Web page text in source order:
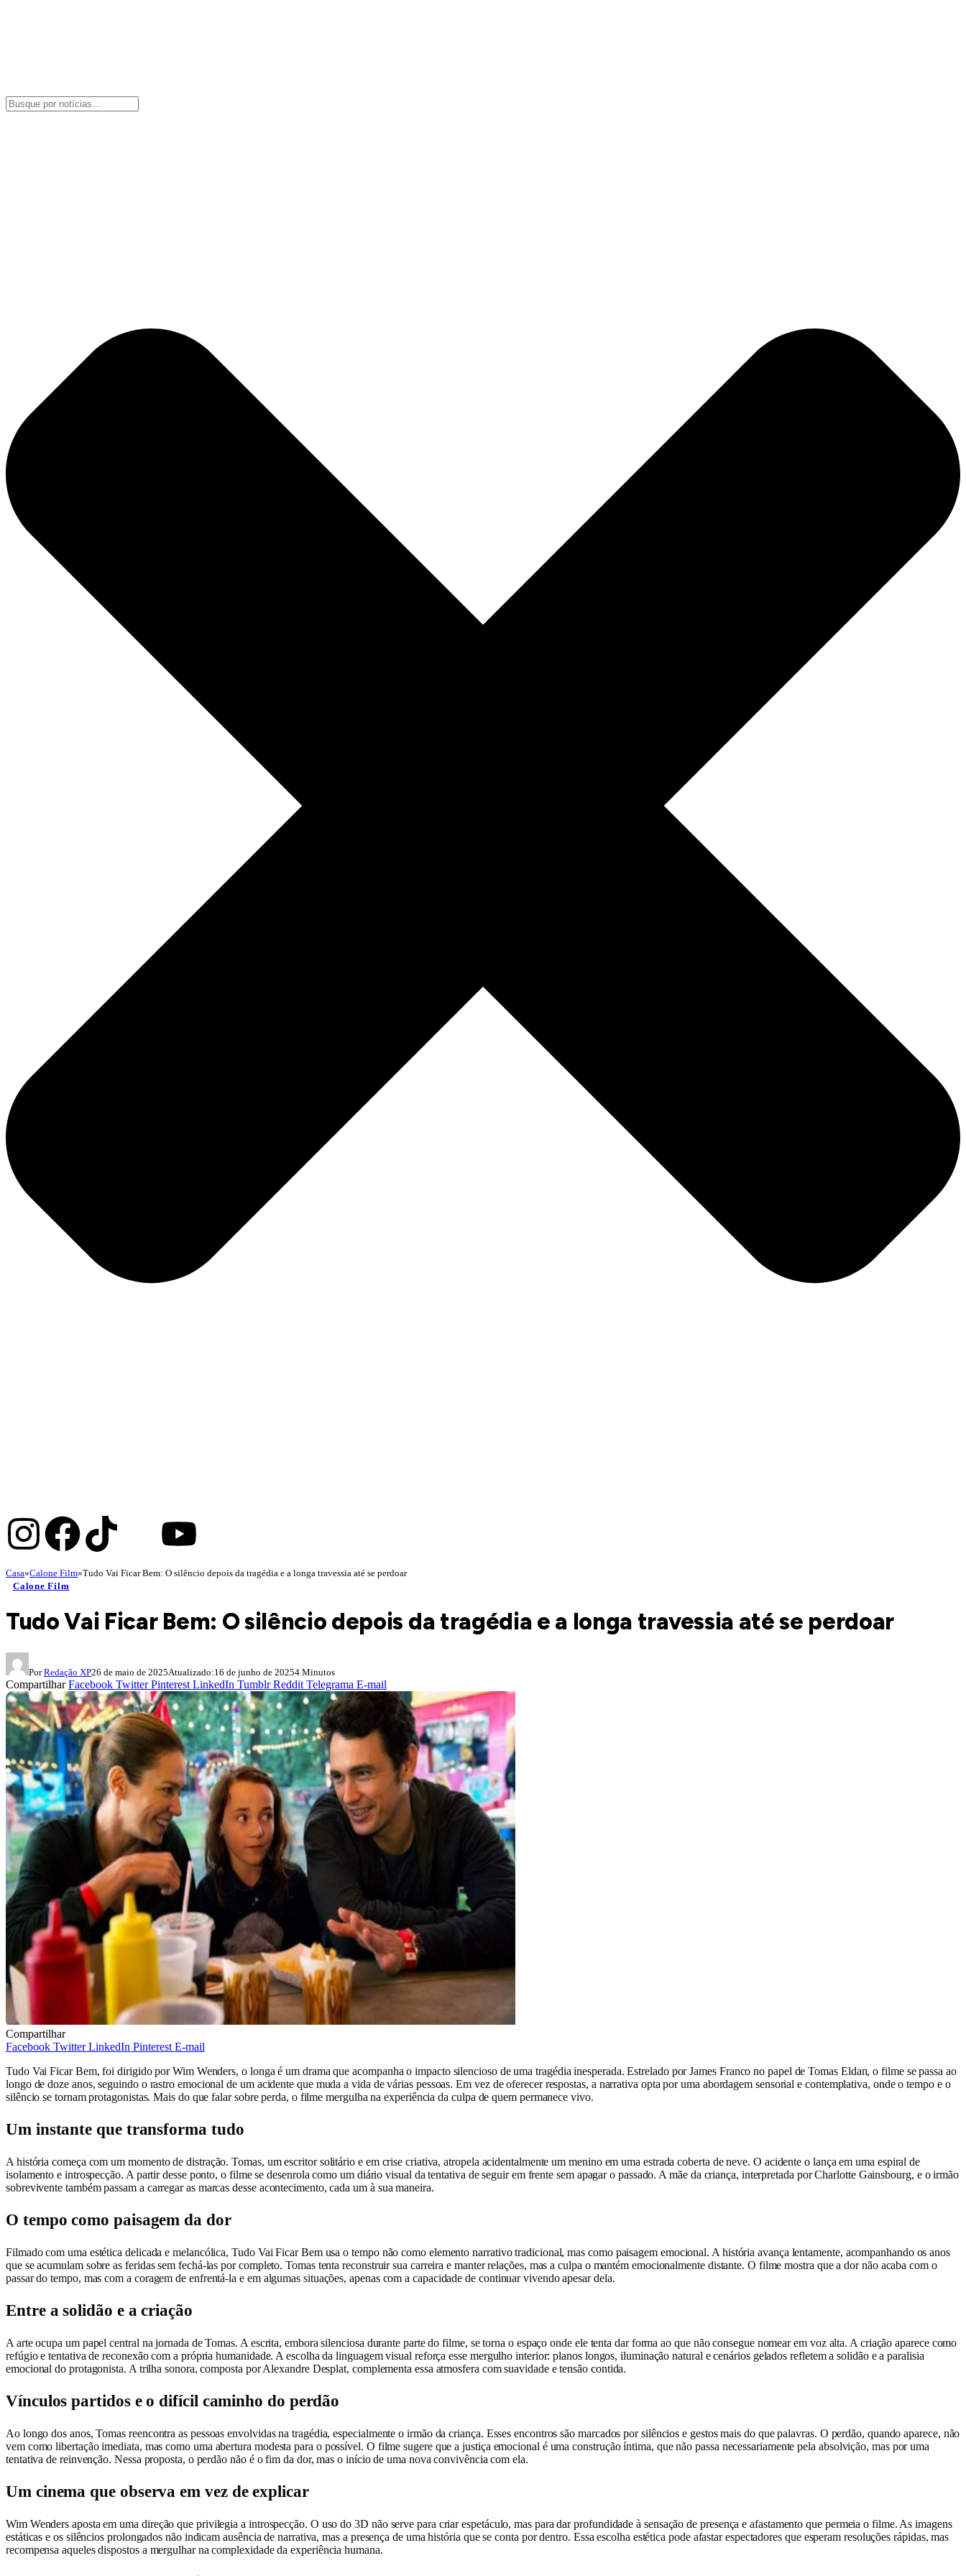
Casa»Calone Film»Tudo Vai Ficar Bem: O silêncio depois da tragédia e a longa travessia até se perdoar
Calone Film
Tudo Vai Ficar Bem: O silêncio depois da tragédia e a longa travessia até se perdoar
Por Redação XP26 de maio de 2025Atualizado:16 de junho de 20254 Minutos
CompartilharFacebook Twitter Pinterest LinkedIn Tumblr Reddit Telegrama E-mail
Compartilhar
Facebook Twitter LinkedIn Pinterest E-mail
Tudo Vai Ficar Bem, foi dirigido por Wim Wenders, o longa é um drama que acompanha o impacto silencioso de uma tragédia inesperada. Estrelado por James Franco no papel de Tomas Eldan, o filme se passa ao
longo de doze anos, seguindo o rastro emocional de um acidente que muda a vida de várias pessoas. Em vez de oferecer respostas, a narrativa opta por uma abordagem sensorial e contemplativa, onde o tempo e o
silêncio se tornam protagonistas. Mais do que falar sobre perda, o filme mergulha na experiência da culpa de quem permanece vivo.
Um instante que transforma tudo
A história começa com um momento de distração. Tomas, um escritor solitário e em crise criativa, atropela acidentalmente um menino em uma estrada coberta de neve. O acidente o lança em uma espiral de
isolamento e introspecção. A partir desse ponto, o filme se desenrola como um diário visual da tentativa de seguir em frente sem apagar o passado. A mãe da criança, interpretada por Charlotte Gainsbourg, e o irmão
sobrevivente também passam a carregar as marcas desse acontecimento, cada um à sua maneira.
O tempo como paisagem da dor
Filmado com uma estética delicada e melancólica, Tudo Vai Ficar Bem usa o tempo não como elemento narrativo tradicional, mas como paisagem emocional. A história avança lentamente, acompanhando os anos
que se acumulam sobre as feridas sem fechá-las por completo. Tomas tenta reconstruir sua carreira e manter relações, mas a culpa o mantém emocionalmente distante. O filme mostra que a dor não acaba com o
passar do tempo, mas com a coragem de enfrentá-la e em algumas situações, apenas com a capacidade de continuar vivendo apesar dela.
Entre a solidão e a criação
A arte ocupa um papel central na jornada de Tomas. A escrita, embora silenciosa durante parte do filme, se torna o espaço onde ele tenta dar forma ao que não consegue nomear em voz alta. A criação aparece como
refúgio e tentativa de reconexão com a própria humanidade. A escolha da linguagem visual reforça esse mergulho interior: planos longos, iluminação natural e cenários gelados refletem a solidão e a paralisia
emocional do protagonista. A trilha sonora, composta por Alexandre Desplat, complementa essa atmosfera com suavidade e tensão contida.
Vínculos partidos e o difícil caminho do perdão
Ao longo dos anos, Tomas reencontra as pessoas envolvidas na tragédia, especialmente o irmão da criança. Esses encontros são marcados por silêncios e gestos mais do que palavras. O perdão, quando aparece, não
vem como libertação imediata, mas como uma abertura modesta para o possível. O filme sugere que a justiça emocional é uma construção íntima, que não passa necessariamente pela absolvição, mas por uma
tentativa de reinvenção. Nessa proposta, o perdão não é o fim da dor, mas o início de uma nova convivência com ela.
Um cinema que observa em vez de explicar
Wim Wenders aposta em uma direção que privilegia a introspecção. O uso do 3D não serve para criar espetáculo, mas para dar profundidade à sensação de presença e afastamento que permeia o filme. As imagens
estáticas e os silêncios prolongados não indicam ausência de narrativa, mas a presença de uma história que se conta por dentro. Essa escolha estética pode afastar espectadores que esperam resoluções rápidas, mas
recompensa aqueles dispostos a mergulhar na complexidade da experiência humana.